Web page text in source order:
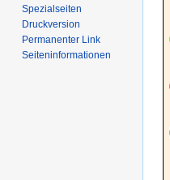
Spezialseiten
Druckversion
Permanenter Link
Seiten­­informationen